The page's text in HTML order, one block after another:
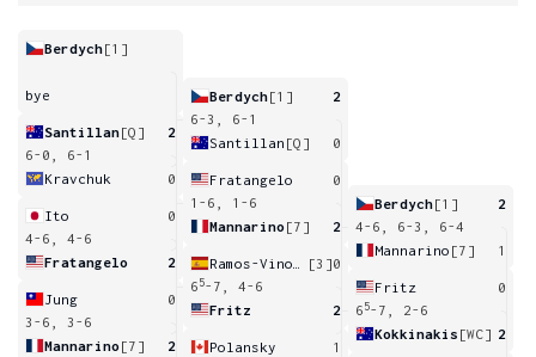
Berdych[1]
bye
Santillan[Q]
2
6-0, 6-1
Kravchuk
0
Ito
0
4-6, 4-6
Fratangelo
2
Jung
0
3-6, 3-6
Mannarino [7] 2
Berdych[1]
2
6-3, 6-1
Santillan [Q] 0
Fratangelo
0
1-6, 1-6
Mannarino [7] 2
[3]0
6 5-7, 4-6
Fritz
2
Polansky
1
Berdych[1]
2
4-6, 6-3, 6-4
Mannarino [7] 1
Fritz
0
6 5-7, 2-6
Kokkinakis [WC] 2